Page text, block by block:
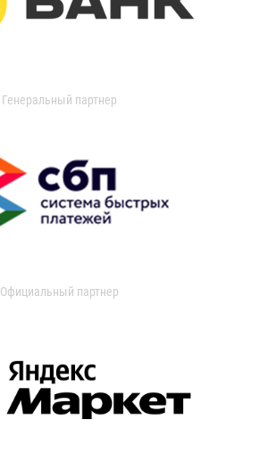
Генеральный партнер
Официальный партнер